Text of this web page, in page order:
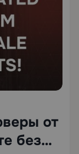
от
без